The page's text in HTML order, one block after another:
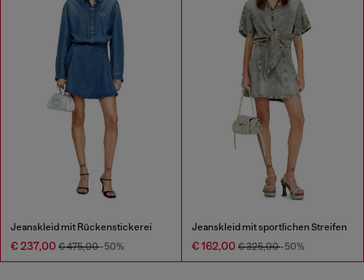
Jeanskleid mit Rückenstickerei
€ 237,00 € 475,00-50%
Jeanskleid mit sportlichen Streifen
€ 162,00 € 325,00-50%